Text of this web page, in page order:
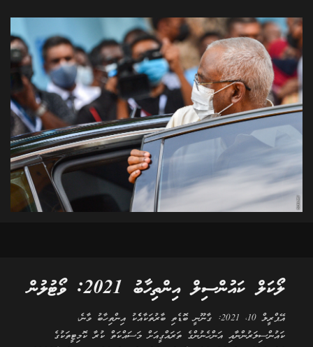
ލޯކަލް ކައުންސިލް އިންތިހާބު 2021: ވޯޓުލުން
އޭޕްރީލް 10، 2021: ގާނޫނީ ބޮޑެތި ބާރުތަކާއެެކު އިންތިހާބު ވާނެ،
ކައުންސިލަރުންނާއި އަންހެނުންގެ ތަރައްގީއަށް މަސައްކަތް ކުރާ ކޮމިޓީތަކުގެ